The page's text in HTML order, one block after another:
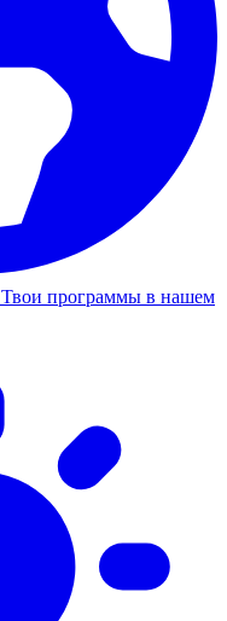
Твои программы в нашем